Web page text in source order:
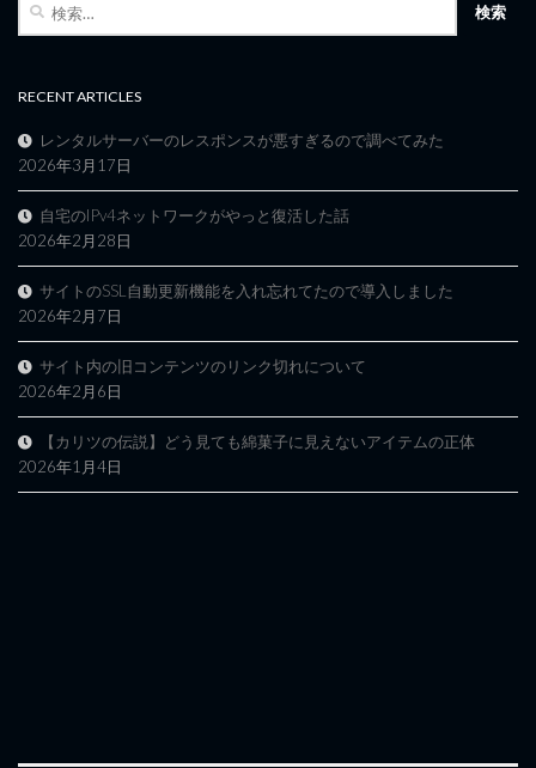
RECENT ARTICLES
レンタルサーバーのレスポンスが悪すぎるので調べてみた
2026年3月17日
自宅のIPv4ネットワークがやっと復活した話
2026年2月28日
サイトのSSL自動更新機能を入れ忘れてたので導入しました
2026年2月7日
サイト内の旧コンテンツのリンク切れについて
2026年2月6日
【カリツの伝説】どう見ても綿菓子に見えないアイテムの正体
2026年1月4日